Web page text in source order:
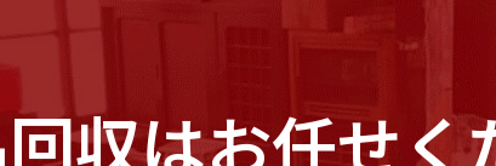
収はお任せく